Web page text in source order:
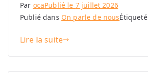
Par ocaPublié le 7 juillet 2026
Publié dans On parle de nousÉtiqueté
Lire la suite